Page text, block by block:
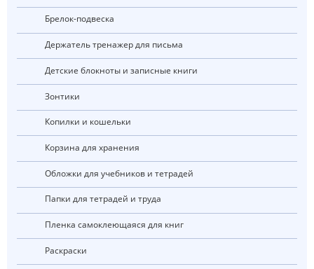
Брелок-подвеска
Держатель тренажер для письма
Детские блокноты и записные книги
Зонтики
Копилки и кошельки
Корзина для хранения
Обложки для учебников и тетрадей
Папки для тетрадей и труда
Пленка самоклеющаяся для книг
Раскраски